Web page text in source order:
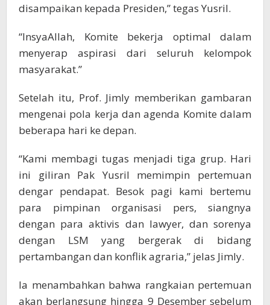
disampaikan kepada Presiden,” tegas Yusril.
“InsyaAllah, Komite bekerja optimal dalam
menyerap aspirasi dari seluruh kelompok
masyarakat.”
Setelah itu, Prof. Jimly memberikan gambaran
mengenai pola kerja dan agenda Komite dalam
beberapa hari ke depan.
“Kami membagi tugas menjadi tiga grup. Hari
ini giliran Pak Yusril memimpin pertemuan
dengar pendapat. Besok pagi kami bertemu
para pimpinan organisasi pers, siangnya
dengan para aktivis dan lawyer, dan sorenya
dengan LSM yang bergerak di bidang
pertambangan dan konflik agraria,” jelas Jimly.
Ia menambahkan bahwa rangkaian pertemuan
akan berlangsung hingga 9 Desember sebelum